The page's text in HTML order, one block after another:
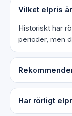
Vilket elpris
Historiskt har
perioder, men
Har rörligt